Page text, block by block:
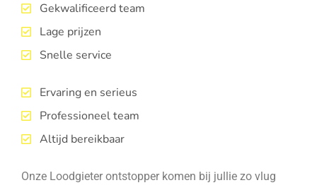
Gekwalificeerd team
Lage prijzen
Snelle service
Ervaring en serieus
Professioneel team
Altijd bereikbaar
Onze Loodgieter ontstopper komen bij jullie zo vlug